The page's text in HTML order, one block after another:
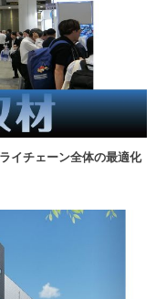
イチェーン全体の最適化